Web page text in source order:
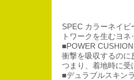
SPEC カラーネイビ
トワークを生むヨネ
■POWER
衝撃を吸収するのに
つまり、着地時に受
■デュラブルスキン